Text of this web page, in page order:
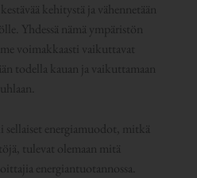
kehitystä ja vähennetään
Yhdessä nämä ympäristön
voimakkaasti vaikuttavat
todella kauan ja vaikuttamaan
sellaiset energiamuodot, mitkä
tulevat olemaan mitä
energiantuotannossa.